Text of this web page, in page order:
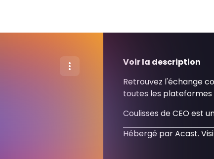
Voir la description
Retrouvez l'échange
toutes les plateformes
Coulisses de CEO est
Hébergé par Acast.